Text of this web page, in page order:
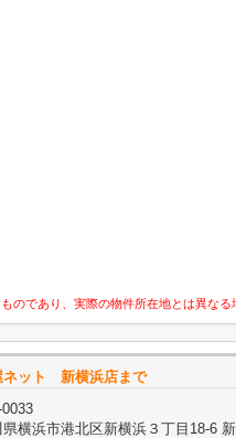
であり、実際の物件所在地とは異なる
ネット 新横浜店まで
横浜市港北区新横浜３丁目18-6